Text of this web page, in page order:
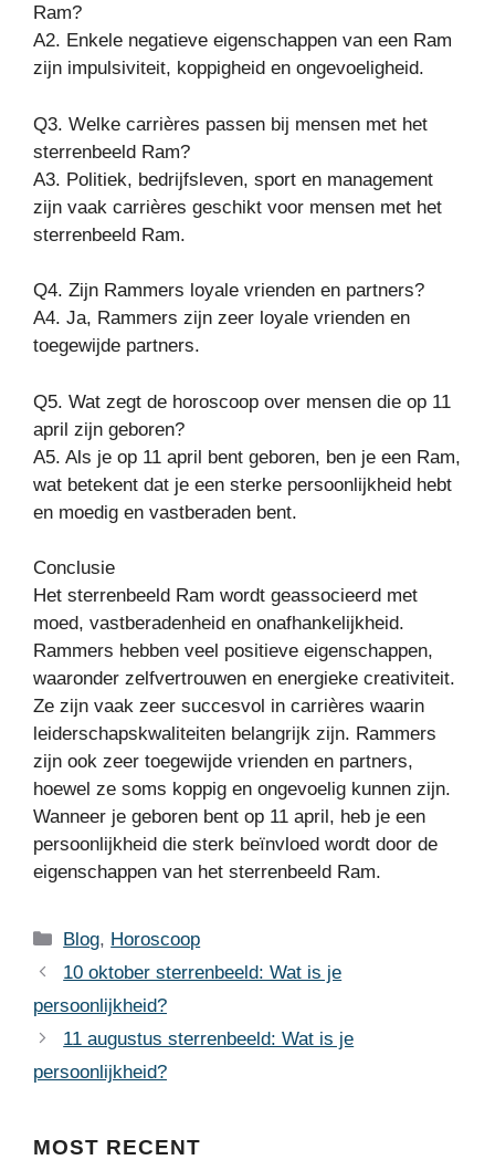
Ram?
A2. Enkele negatieve eigenschappen van een Ram
zijn impulsiviteit, koppigheid en ongevoeligheid.
Q3. Welke carrières passen bij mensen met het
sterrenbeeld Ram?
A3. Politiek, bedrijfsleven, sport en management
zijn vaak carrières geschikt voor mensen met het
sterrenbeeld Ram.
Q4. Zijn Rammers loyale vrienden en partners?
A4. Ja, Rammers zijn zeer loyale vrienden en
toegewijde partners.
Q5. Wat zegt de horoscoop over mensen die op 11
april zijn geboren?
A5. Als je op 11 april bent geboren, ben je een Ram,
wat betekent dat je een sterke persoonlijkheid hebt
en moedig en vastberaden bent.
Conclusie
Het sterrenbeeld Ram wordt geassocieerd met
moed, vastberadenheid en onafhankelijkheid.
Rammers hebben veel positieve eigenschappen,
waaronder zelfvertrouwen en energieke creativiteit.
Ze zijn vaak zeer succesvol in carrières waarin
leiderschapskwaliteiten belangrijk zijn. Rammers
zijn ook zeer toegewijde vrienden en partners,
hoewel ze soms koppig en ongevoelig kunnen zijn.
Wanneer je geboren bent op 11 april, heb je een
persoonlijkheid die sterk beïnvloed wordt door de
eigenschappen van het sterrenbeeld Ram.
Categories
Blog, Horoscoop
10 oktober sterrenbeeld: Wat is je
persoonlijkheid?
11 augustus sterrenbeeld: Wat is je
persoonlijkheid?
MOST RECENT